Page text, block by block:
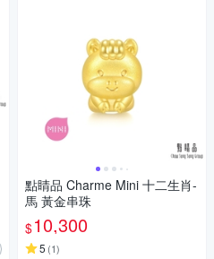
點睛品 Charme Mini 十二生肖-
馬 黃金串珠
$10,300
5 (1)